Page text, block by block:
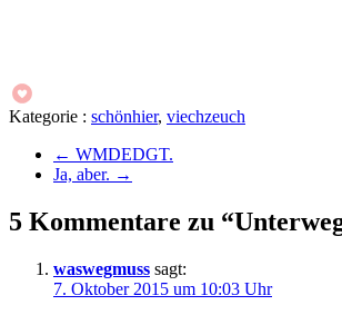
Kategorie : schönhier, viechzeuch
← WMDEDGT.
Ja, aber. →
5 Kommentare zu
waswegmuss sagt:
7. Oktober 2015 um 10:03 Uhr